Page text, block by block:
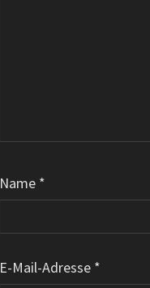
Name *
E-Mail-Adresse *